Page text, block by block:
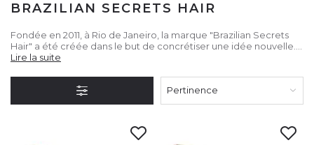
BRAZILIAN SECRETS HAIR
Fondée en 2011, à Rio de Janeiro, la marque "Brazilian Secrets
Hair" a été créée dans le but de concrétiser une idée nouvelle.
Cette idée nouvelle : des produits de soins capillaires
amazoniens riches en nutriments.
Lire la suite
Pertinence